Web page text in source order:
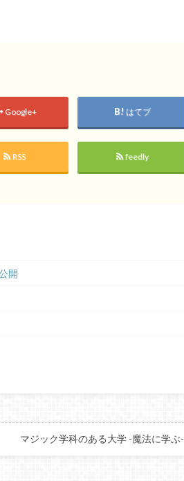
Google+ はてブ
RSS feedly
開
マジック学科のある大学 -魔法に学ぶ-